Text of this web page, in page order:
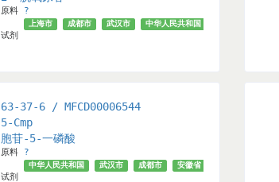
原料 ?
试剂
上海市 成都市 武汉市 中华人民共和国
63-37-6 / MFCD00006544
5-Cmp
胞苷-5-一磷酸
原料 ?
试剂
中华人民共和国 武汉市 成都市 安徽省